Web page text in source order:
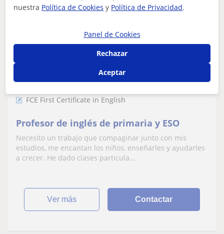
8€/h 1ª clase gratis
Ávila
FCE First Certificate in English
Profesor de inglés de primaria y ESO
Necesito un trabajo que compaginar junto con mis
estudios, me encantan los niños, enseñarles y ayudarles
a crecer. He dado clases particula...
ver más Contactar
nuestra Política de Cookies y Política de Privacidad.
Panel de Cookies
Rechazar
Aceptar